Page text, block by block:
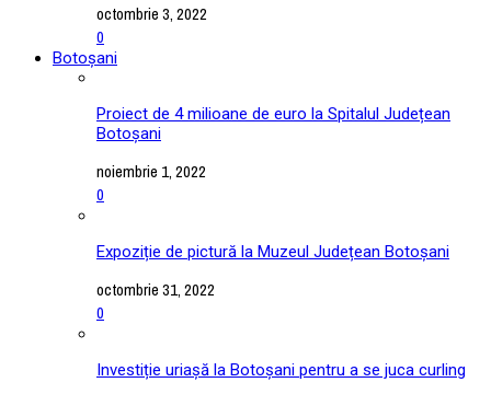
octombrie 3, 2022
0
Botoșani
Proiect de 4 milioane de euro la Spitalul Județean
Botoșani
noiembrie 1, 2022
0
Expoziție de pictură la Muzeul Județean Botoșani
octombrie 31, 2022
0
Investiție uriașă la Botoșani pentru a se juca curling